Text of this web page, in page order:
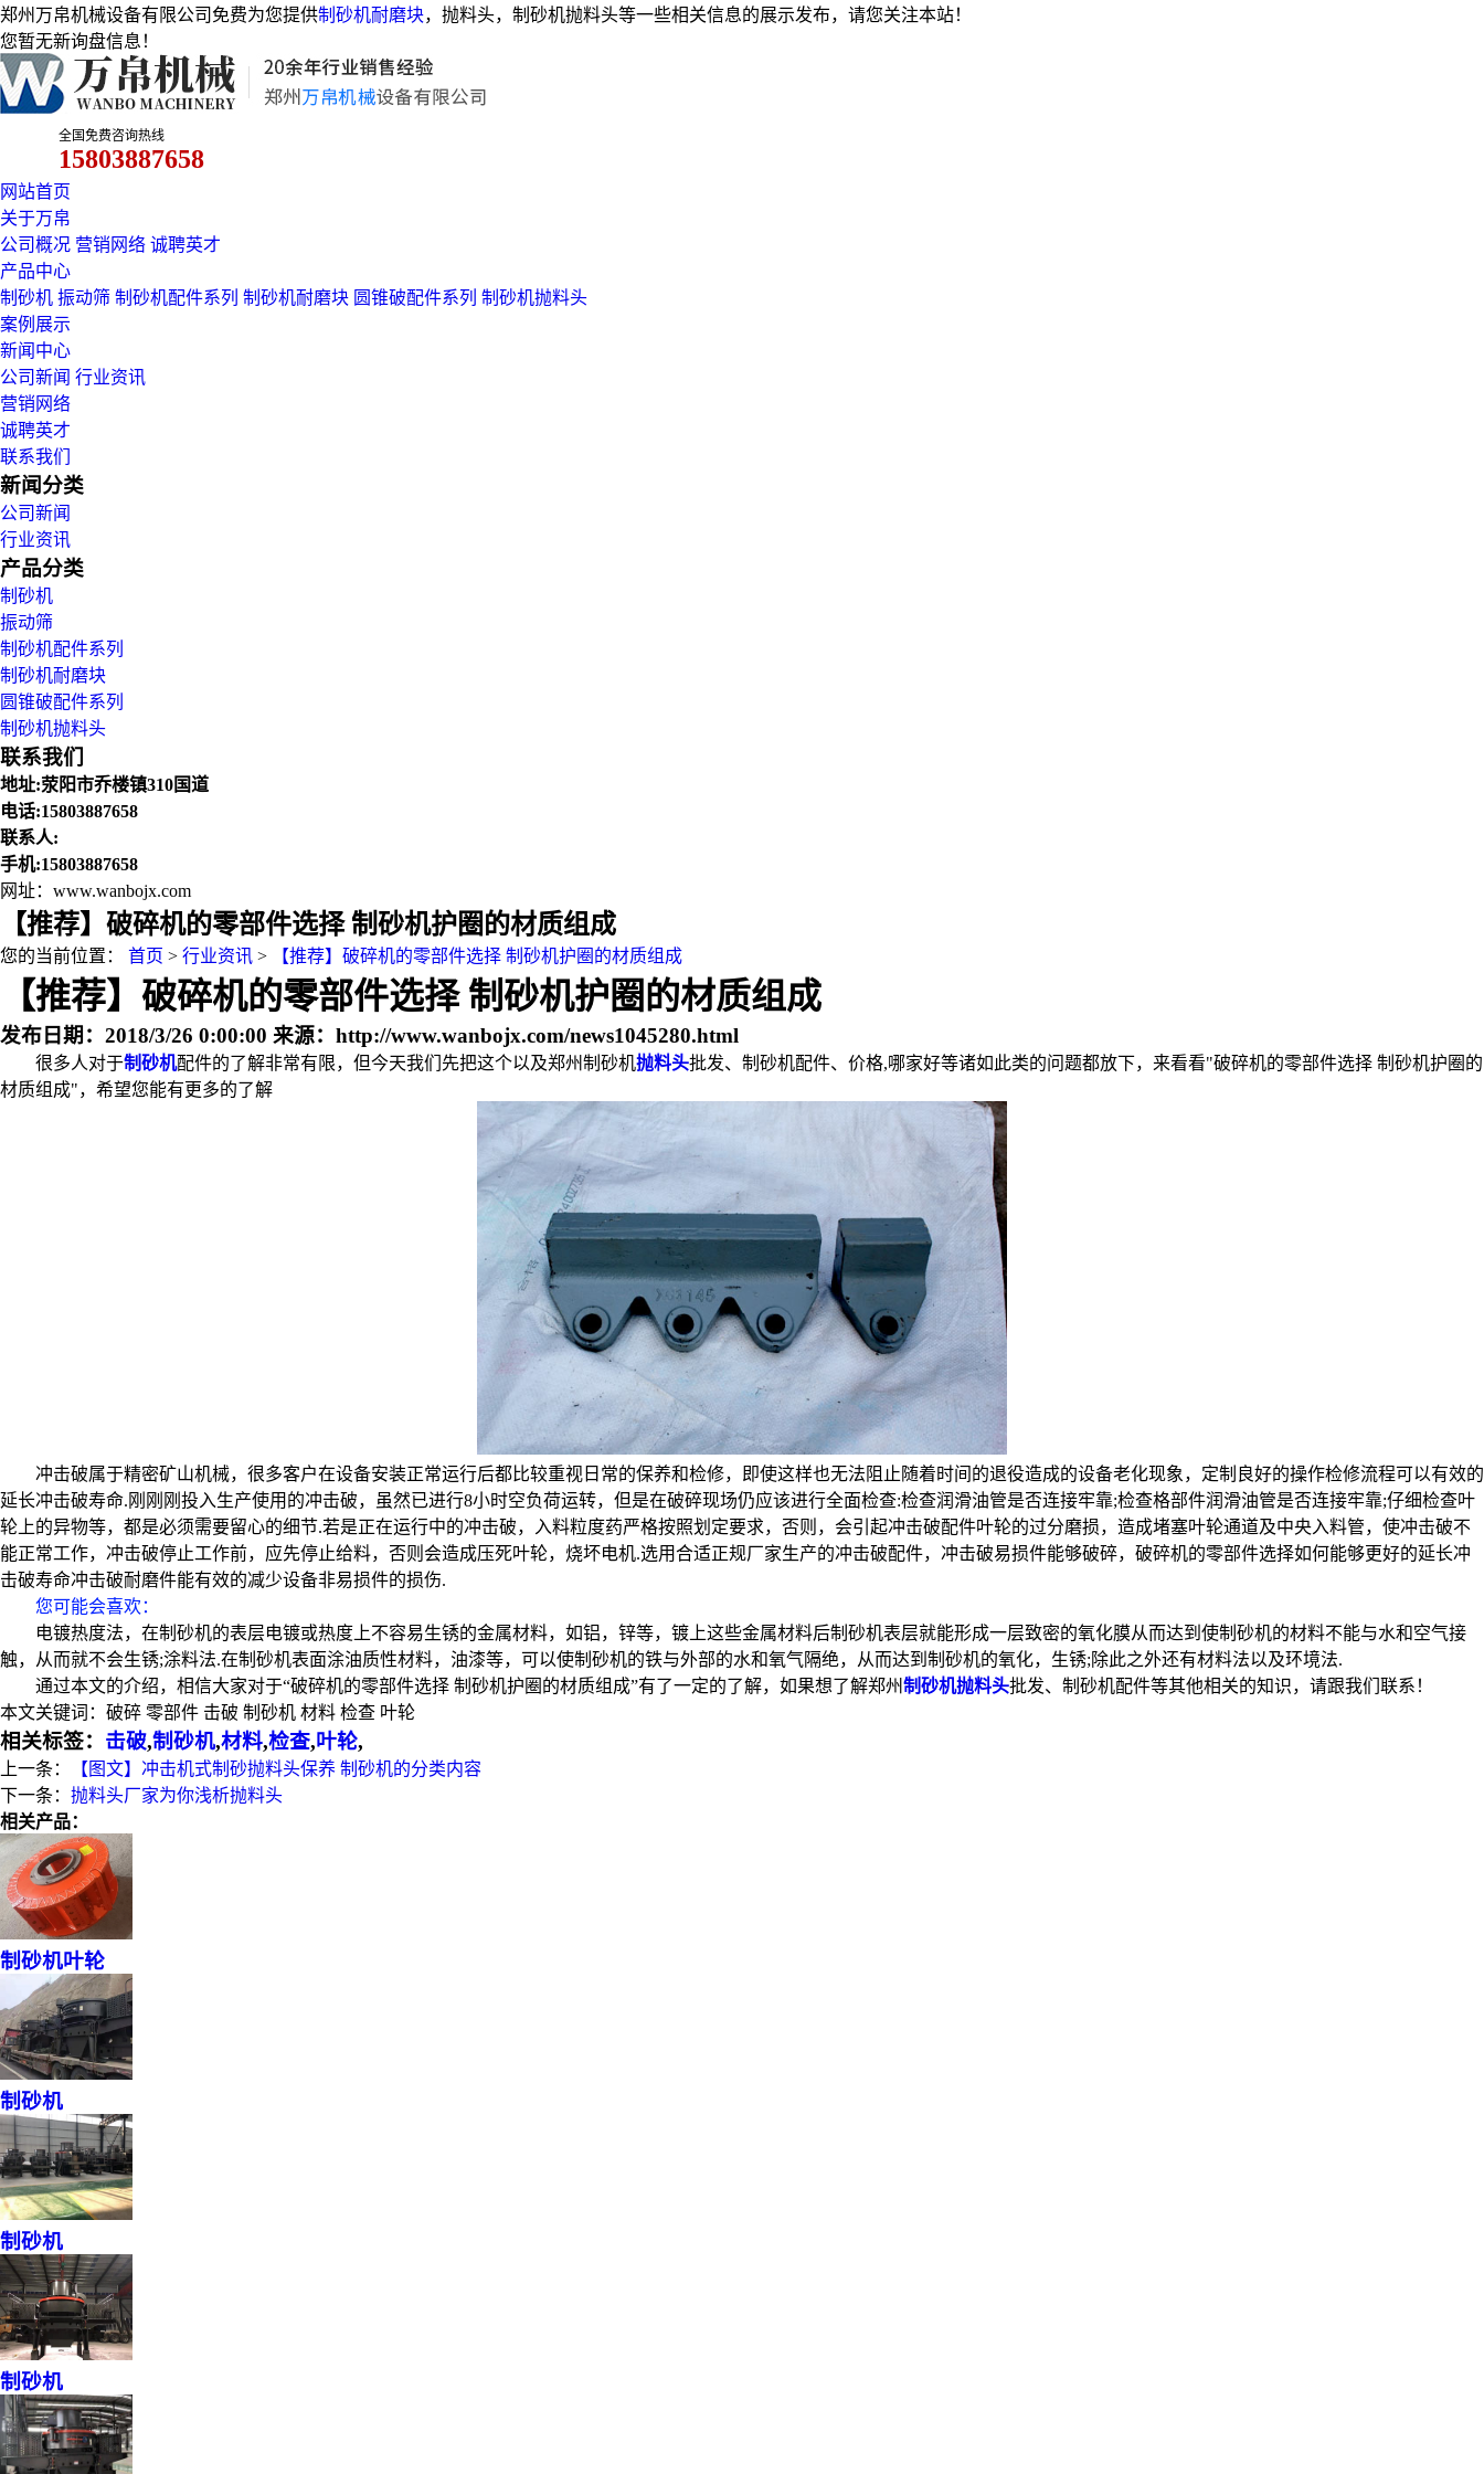
郑州万帛机械设备有限公司免费为您提供制砂机耐磨块，抛料头，制砂机抛料头等一些相关信息的展示发布，请您关注本站！
您暂无新询盘信息！
全国免费咨询热线
15803887658
网站首页
关于万帛
公司概况 营销网络 诚聘英才
产品中心
制砂机 振动筛 制砂机配件系列 制砂机耐磨块 圆锥破配件系列 制砂机抛料头
案例展示
新闻中心
公司新闻 行业资讯
营销网络
诚聘英才
联系我们
新闻分类
公司新闻
行业资讯
产品分类
制砂机
振动筛
制砂机配件系列
制砂机耐磨块
圆锥破配件系列
制砂机抛料头
联系我们
地址:荥阳市乔楼镇310国道
电话:15803887658
联系人:
手机:15803887658
网址：www.wanbojx.com
【推荐】破碎机的零部件选择 制砂机护圈的材质组成
您的当前位置： 首页 > 行业资讯 > 【推荐】破碎机的零部件选择 制砂机护圈的材质组成
【推荐】破碎机的零部件选择 制砂机护圈的材质组成
发布日期： 2018/3/26 0:00:00 来源： http://www.wanbojx.com/news1045280.html
很多人对于制砂机配件的了解非常有限，但今天我们先把这个以及郑州制砂机抛料头批发、制砂机配件、价格,哪家好等诸如此类的问题都放下，来看看"破碎机的零部件选择 制砂机护圈的
材质组成"，希望您能有更多的了解
冲击破属于精密矿山机械，很多客户在设备安装正常运行后都比较重视日常的保养和检修，即使这样也无法阻止随着时间的退役造成的设备老化现象，定制良好的操作检修流程可以有效的
延长冲击破寿命.刚刚刚投入生产使用的冲击破，虽然已进行8小时空负荷运转，但是在破碎现场仍应该进行全面检查:检查润滑油管是否连接牢靠;检查格部件润滑油管是否连接牢靠;仔细检查叶
轮上的异物等，都是必须需要留心的细节.若是正在运行中的冲击破，入料粒度药严格按照划定要求，否则，会引起冲击破配件叶轮的过分磨损，造成堵塞叶轮通道及中央入料管，使冲击破不
能正常工作，冲击破停止工作前，应先停止给料，否则会造成压死叶轮，烧坏电机.选用合适正规厂家生产的冲击破配件，冲击破易损件能够破碎，破碎机的零部件选择如何能够更好的延长冲
击破寿命冲击破耐磨件能有效的减少设备非易损件的损伤.
您可能会喜欢：
电镀热度法，在制砂机的表层电镀或热度上不容易生锈的金属材料，如铝，锌等，镀上这些金属材料后制砂机表层就能形成一层致密的氧化膜从而达到使制砂机的材料不能与水和空气接
触，从而就不会生锈;涂料法.在制砂机表面涂油质性材料，油漆等，可以使制砂机的铁与外部的水和氧气隔绝，从而达到制砂机的氧化，生锈;除此之外还有材料法以及环境法.
通过本文的介绍，相信大家对于“破碎机的零部件选择 制砂机护圈的材质组成”有了一定的了解，如果想了解郑州制砂机抛料头批发、制砂机配件等其他相关的知识，请跟我们联系！
本文关键词： 破碎 零部件 击破 制砂机 材料 检查 叶轮
相关标签： 击破,制砂机,材料,检查,叶轮,
上一条：
【图文】冲击机式制砂抛料头保养 制砂机的分类内容
下一条： 抛料头厂家为你浅析抛料头
相关产品：
制砂机叶轮
制砂机
制砂机
制砂机